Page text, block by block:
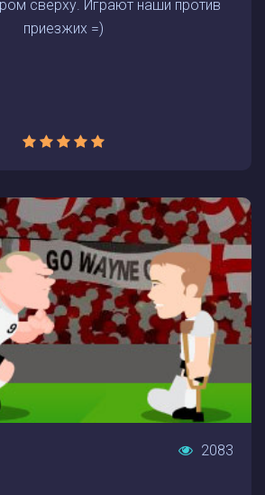
сверху. Играют наши против
приезжих =)
2083